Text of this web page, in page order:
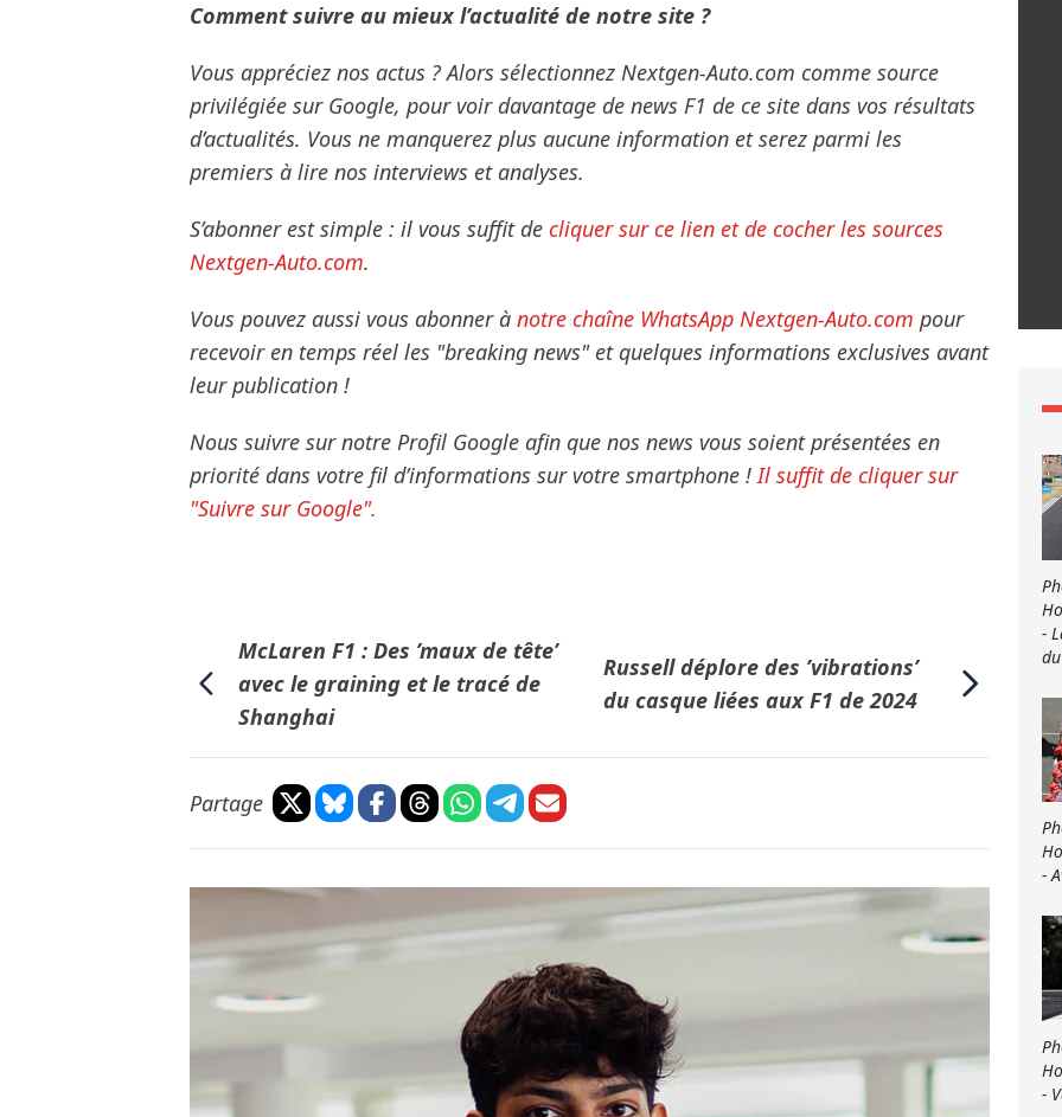
Comment suivre au mieux l’actualité de notre site ?
Vous appréciez nos actus ? Alors sélectionnez Nextgen-Auto.com comme source
privilégiée sur Google, pour voir davantage de news F1 de ce site dans vos résultats
d’actualités. Vous ne manquerez plus aucune information et serez parmi les
premiers à lire nos interviews et analyses.
S’abonner est simple : il vous suffit de cliquer sur ce lien et de cocher les sources
Nextgen-Auto.com.
Vous pouvez aussi vous abonner à notre chaîne WhatsApp Nextgen-Auto.com pour
recevoir en temps réel les "breaking news" et quelques informations exclusives avant
leur publication !
Nous suivre sur notre Profil Google afin que nos news vous soient présentées en
priorité dans votre fil d’informations sur votre smartphone !Il suffit de cliquer sur
"Suivre sur Google".
McLaren F1 : Des ’maux de tête’
avec le graining et le tracé de
Shanghai
Russell déplore des ’vibrations’
du casque liées aux F1 de 2024
Partage
-
-
-